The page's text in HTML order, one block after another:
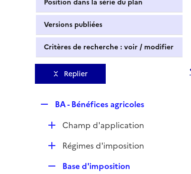
Position dans la série du plan
Versions publiées
Critères de recherche : voir / modifier
Replier
p
l
i
e
BA - Bénéfices agricoles
DChamp d'application
DRégimes d'imposition
Base d'imposition